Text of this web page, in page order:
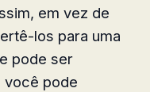
em vez de
los para uma
pode ser
você pode